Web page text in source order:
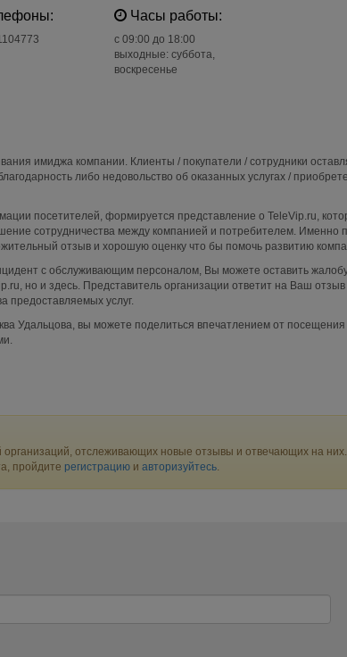
Часы работы:
c 09:00 до 18:00
выходные: суббота,
воскресенье
имиджа компании. Клиенты / покупатели / сотрудники
либо недовольство об оказанных услугах /
посетителей, формируется представление о TeleVip.ru,
сотрудничества между компанией и потребителем. Именно
отзыв и хорошую оценку что бы помочь развитию
с обслуживающим персоналом, Вы можете оставить
но и здесь. Представитель организации ответит на Ваш отзыв
предоставляемых услуг.
Удальцова, вы можете поделиться впечатлением от посещения
отслеживающих новые отзывы и отвечающих на них.
пройдите регистрацию и авторизуйтесь.